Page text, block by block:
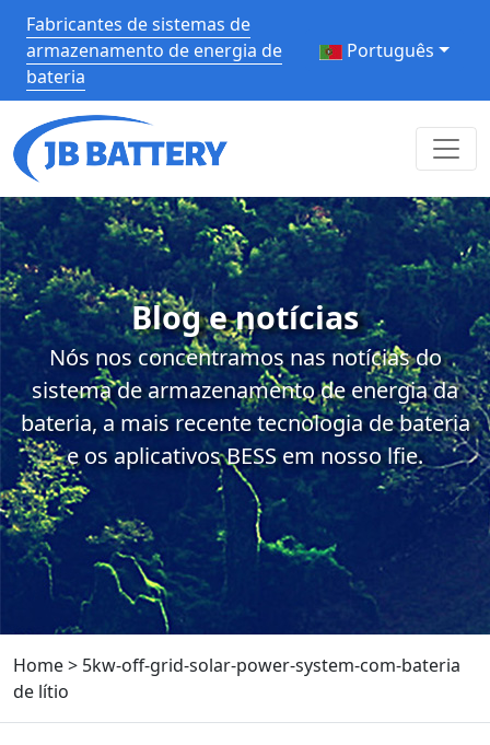
Fabricantes de sistemas de
armazenamento de energia de
bateria
Português
Blog e notícias
Nós nos concentramos nas notícias do
sistema de armazenamento de energia da
bateria, a mais recente tecnologia de bateria
e os aplicativos BESS em nosso lfie.
Home> 5kw-off-grid-solar-power-system-com-bateria
de lítio